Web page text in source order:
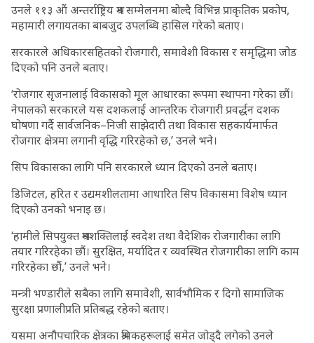
उनले ११३ औं अन्तर्राष्ट्रिय श्रम सम्मेलनमा बोल्दै विभिन्न प्राकृतिक प्रकोप,
महामारी लगायतका बाबजुद उपलब्धि हासिल गरेको बताए।
सरकारले अधिकारसहितको रोजगारी, समावेशी विकास र समृद्धिमा जोड
दिएको पनि उनले बताए।
‘रोजगार सृजनालाई विकासको मूल आधारका रूपमा स्थापना गरेका छौं।
नेपालको सरकारले यस दशकलाई आन्तरिक रोजगारी प्रवर्द्धन दशक
घोषणा गर्दै सार्वजनिक–निजी साझेदारी तथा विकास सहकार्यमार्फत
रोजगार क्षेत्रमा लगानी वृद्धि गरिरहेको छ,’ उनले भने।
सिप विकासका लागि पनि सरकारले ध्यान दिएको उनले बताए।
डिजिटल, हरित र उद्यमशीलतामा आधारित सिप विकासमा विशेष ध्यान
दिएको उनको भनाइ छ।
‘हामीले सिपयुक्त श्रमशक्तिलाई स्वदेश तथा वैदेशिक रोजगारीका लागि
तयार गरिरहेका छौं। सुरक्षित, मर्यादित र व्यवस्थित रोजगारीका लागि काम
गरिरहेका छौं,’ उनले भने।
मन्त्री भण्डारीले सबैका लागि समावेशी, सार्वभौमिक र दिगो सामाजिक
सुरक्षा प्रणालीप्रति प्रतिबद्ध रहेको बताए।
यसमा अनौपचारिक क्षेत्रका श्रमिकहरूलाई समेत जोड्दै लगेको उनले